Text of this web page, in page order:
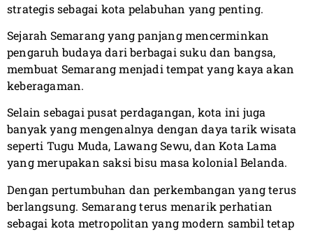
strategis sebagai kota pelabuhan yang penting.
Sejarah Semarang yang panjang mencerminkan
pengaruh budaya dari berbagai suku dan bangsa,
membuat Semarang menjadi tempat yang kaya akan
keberagaman.
Selain sebagai pusat perdagangan, kota ini juga
banyak yang mengenalnya dengan daya tarik wisata
seperti Tugu Muda, Lawang Sewu, dan Kota Lama
yang merupakan saksi bisu masa kolonial Belanda.
Dengan pertumbuhan dan perkembangan yang terus
berlangsung. Semarang terus menarik perhatian
sebagai kota metropolitan yang modern sambil tetap